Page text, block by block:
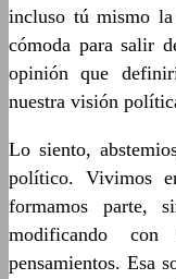
incluso tú mismo la
cómoda para salir
opinión que
nuestra visión
Lo siento,
político. Vivimos
formamos parte,
modificando con
pensamientos. Esa